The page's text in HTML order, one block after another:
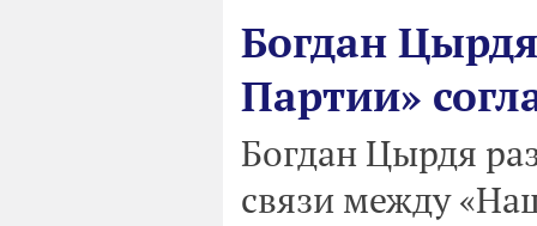
Богдан
Партии»
Богдан Цырдя
связи между